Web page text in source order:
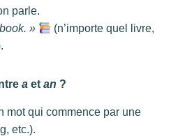
parle.
book. »
(n’importe quel livre,
a et an ?
mot qui commence par une
etc.).